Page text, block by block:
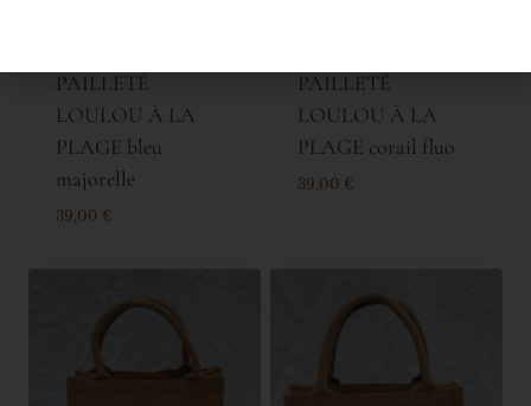
PAILLETÉ
LOULOU À LA
PLAGE bleu
majorelle
39,00 €
PAILLETÉ
LOULOU À LA
PLAGE corail fluo
39,00 €